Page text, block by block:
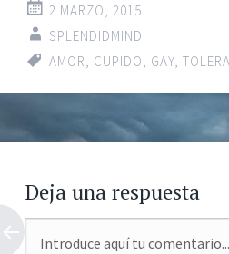
2 MARZO, 2015
SPLENDIDMIND
AMOR
CUPIDO GAY
Navegador
artículos
Deja una respuesta